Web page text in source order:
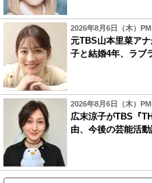
2026年8月6日（木）
元TBS山本里菜ア
子と結婚4年、ラブ
2026年8月6日（木）
広末涼子がTBS『
由、今後の芸能活